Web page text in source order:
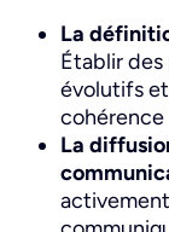
La
Établir des
évolutifs
cohérence
La